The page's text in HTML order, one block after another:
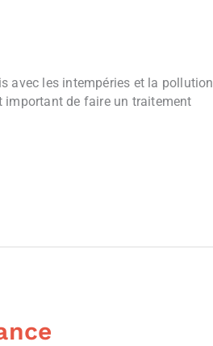
avec les intempéries et la pollution
important de faire un traitement